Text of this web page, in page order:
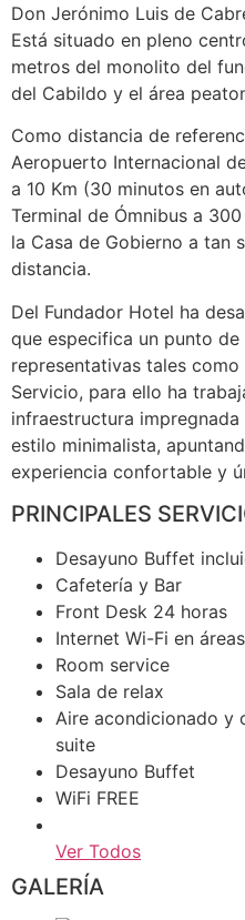
Don Jerónimo Luis de
Está situado en pleno
metros del monolito del
del Cabildo y el área
Como distancia de
Aeropuerto Internacional
a 10 Km (30 minutos en
Terminal de Ómnibus a
la Casa de Gobierno a tan
distancia.
Del Fundador Hotel ha
que especifica un punto
representativas tales
Servicio, para ello ha
infraestructura
estilo minimalista,
experiencia confortable y
PRINCIPALES
Desayuno Buffet
Cafetería y Bar
Front Desk 24 horas
Internet Wi-Fi en
Room service
Sala de relax
Aire acondicionado y
suite
Desayuno Buffet
WiFi FREE
Ver Todos
GALERÍA